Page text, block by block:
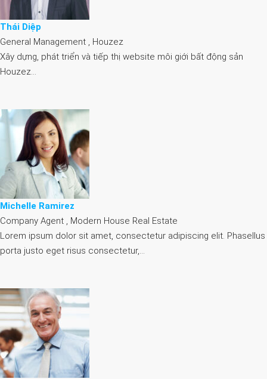
Thái Diệp
General Management , Houzez
Xây dựng, phát triển và tiếp thị website môi giới bất động sản
Houzez…
Michelle Ramirez
Company Agent , Modern House Real Estate
Lorem ipsum dolor sit amet, consectetur adipiscing elit. Phasellus
porta justo eget risus consectetur,…